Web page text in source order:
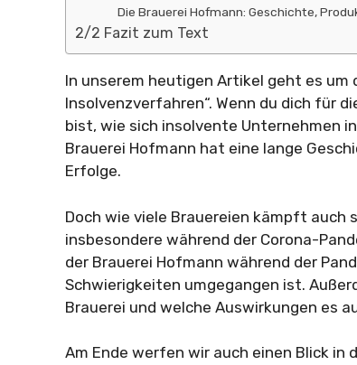
Die Brauerei Hofmann: Geschichte,
2/2 Fazit zum Text
In unserem heutigen Artikel geht es um
Insolvenzverfahren“. Wenn du dich für
bist, wie sich insolvente Unternehmen
Brauerei Hofmann hat eine lange
Erfolge.
Doch wie viele Brauereien kämpft auch
insbesondere während der Corona-
der Brauerei Hofmann während der
Schwierigkeiten umgegangen ist.
Brauerei und welche Auswirkungen es
Am Ende werfen wir auch einen Blick